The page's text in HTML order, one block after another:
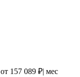
от 157 089 ₽| мес